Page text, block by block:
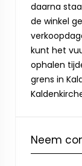
daarna
de winkel
kunt het
ophalen
grens in
Neem